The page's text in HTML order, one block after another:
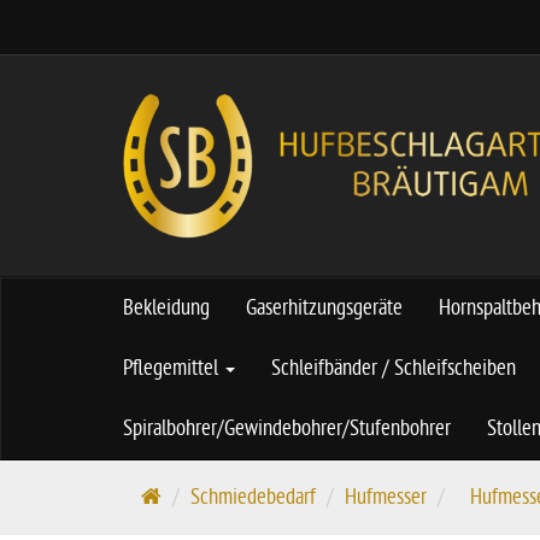
Bekleidung Gaserhitzungsgeräte
Pflegemittel Schleifbänder / Schleifscheiben
Spiralbohrer/Gewindebohrer/Stufenbohrer Stollen
S
Schmiedebedarf Hufmesser